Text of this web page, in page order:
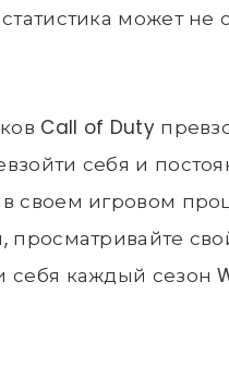
может не
Call of Duty
себя и
своем игровом
просматривайте
себя каждый сезон